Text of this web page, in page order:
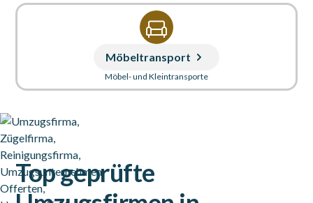
Möbeltransport
Möbel- und Kleintransporte
Top geprüfte